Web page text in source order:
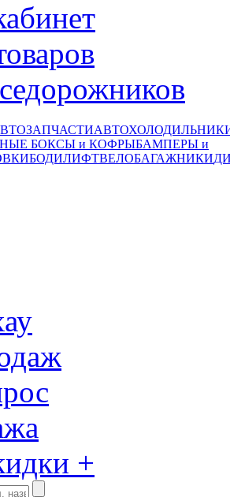
БОКСЫ и КОФРЫБАМПЕРЫ и
БОДИЛИФТВЕЛОБАГАЖНИКИ
+